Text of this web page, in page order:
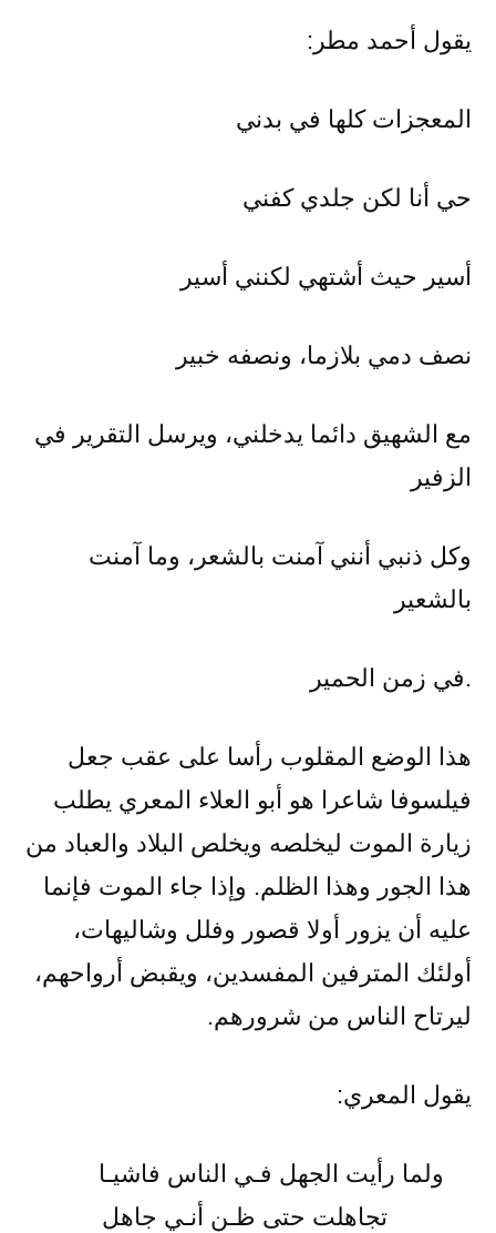
يقول أحمد مطر:
المعجزات كلها في بدني
حي أنا لكن جلدي كفني
أسير حيث أشتهي لكنني أسير
نصف دمي بلازما، ونصفه خبير
مع الشهيق دائما يدخلني، ويرسل التقرير في
الزفير
وكل ذنبي أنني آمنت بالشعر، وما آمنت
بالشعير
.في زمن الحمير
هذا الوضع المقلوب رأسا على عقب جعل
فيلسوفا شاعرا هو أبو العلاء المعري يطلب
زيارة الموت ليخلصه ويخلص البلاد والعباد من
هذا الجور وهذا الظلم. وإذا جاء الموت فإنما
عليه أن يزور أولا قصور وفلل وشاليهات،
أولئك المترفين المفسدين، ويقبض أرواحهم،
ليرتاح الناس من شرورهم.
يقول المعري:
ولما رأيت الجهل فـي الناس فاشيـا
تجاهلت حتى ظـن أنـي جاهل